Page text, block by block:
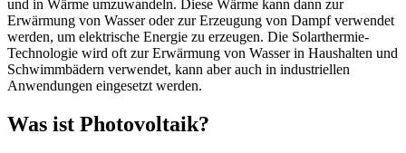
und in Wärme umzuwandeln. Diese Wärme kann dann zur
Erwärmung von Wasser oder zur Erzeugung von Dampf verwendet
werden, um elektrische Energie zu erzeugen. Die Solarthermie-
Technologie wird oft zur Erwärmung von Wasser in Haushalten und
Schwimmbädern verwendet, kann aber auch in industriellen
Anwendungen eingesetzt werden.
Was ist Photovoltaik?